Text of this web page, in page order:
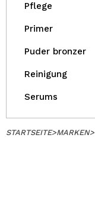
Pflege
Primer
Puder bronzer
Reinigung
Serums
STARTSEITE>MARKEN>